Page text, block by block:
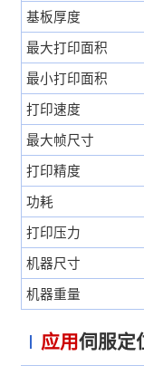
基板厚度
最大打印面积
最小打印面积
打印速度
最大帧尺寸
打印精度
功耗
打印压力
机器尺寸
机器重量
应用伺服定